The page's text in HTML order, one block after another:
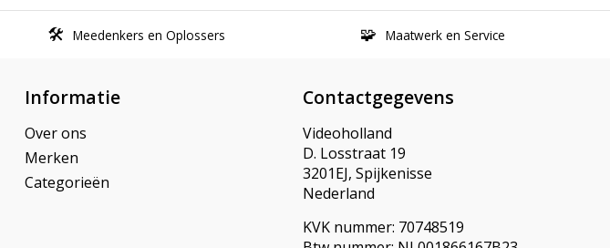
Meedenkers en Oplossers Maatwerk en Service
Informatie
Over ons
Merken
Categorieën
Contactgegevens
Videoholland
D. Losstraat 19
3201EJ, Spijkenisse
Nederland
KVK nummer: 70748519